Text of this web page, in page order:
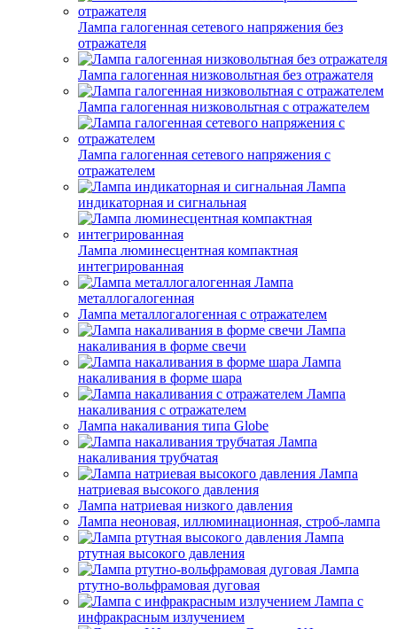
Лампа галогенная сетевого напряжения без
отражателя
Лампа галогенная низковольтная без отражателя
Лампа галогенная низковольтная с отражателем
Лампа галогенная сетевого напряжения с
отражателем
Лампа
индикаторная и сигнальная
Лампа люминесцентная компактная
интегрированная
Лампа
металлогалогенная
Лампа металлогалогенная с отражателем
Лампа
накаливания в форме свечи
Лампа
накаливания в форме шара
Лампа
накаливания с отражателем
Лампа накаливания типа Globe
Лампа
накаливания трубчатая
Лампа
натриевая высокого давления
Лампа натриевая низкого давления
Лампа неоновая, иллюминационная, строб-лампа
Лампа
ртутная высокого давления
Лампа
ртутно-вольфрамовая дуговая
Лампа с
инфракрасным излучением